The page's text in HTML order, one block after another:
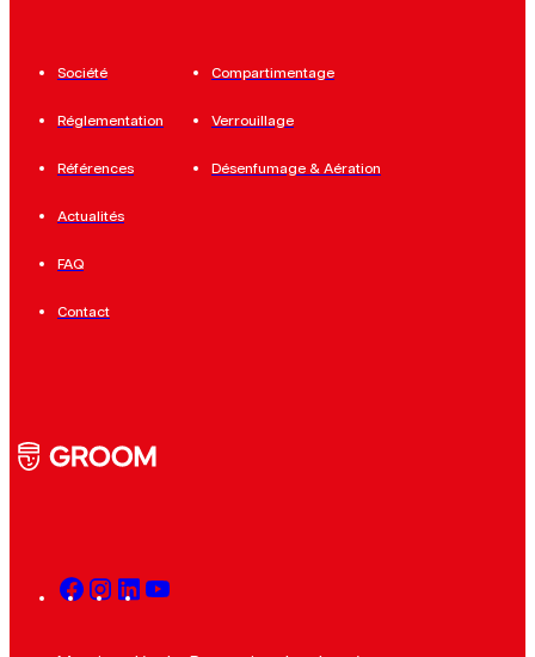
Société
Réglementation
Références
Actualités
FAQ
Contact
Compartimentage
Verrouillage
Désenfumage & Aération